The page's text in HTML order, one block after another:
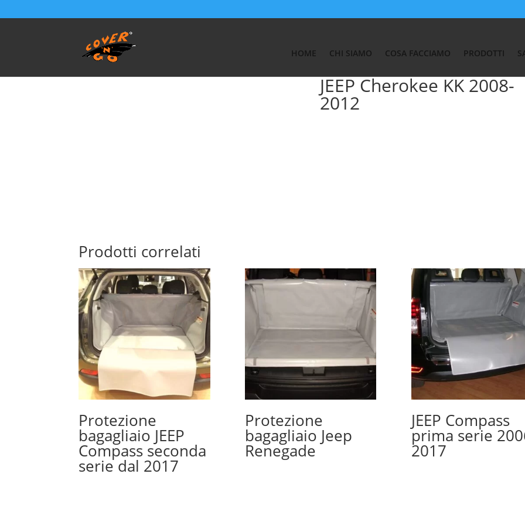
HOME CHI SIAMO COSA FACCIAMO PRODOTTI
Home/SALVA BAULE - Vasca Telo Copribaule Auto
JEEP Cherokee KK 2008-
2012
Prodotti correlati
Protezione
bagagliaio JEEP
Compass seconda
serie dal 2017
Protezione
bagagliaio Jeep
Renegade
JEEP Compass
prima serie
2017